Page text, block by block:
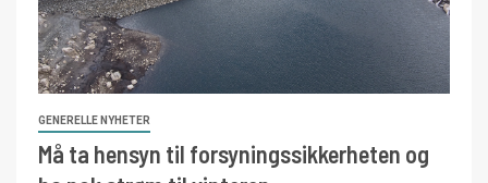
GENERELLE NYHETER
Må ta hensyn til forsyningssikkerheten og